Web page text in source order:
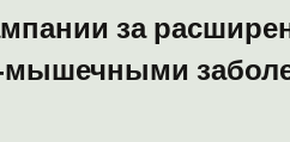
за